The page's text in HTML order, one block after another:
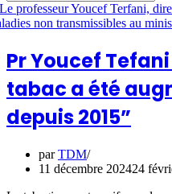
Pr Youcef
tabac a été
depuis 2015”
parTDM
11 décembre 202424